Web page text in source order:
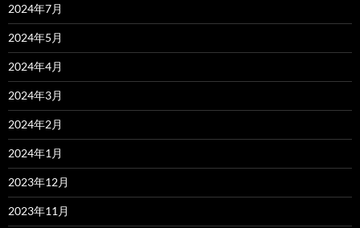
2024年7月
2024年5月
2024年4月
2024年3月
2024年2月
2024年1月
2023年12月
2023年11月